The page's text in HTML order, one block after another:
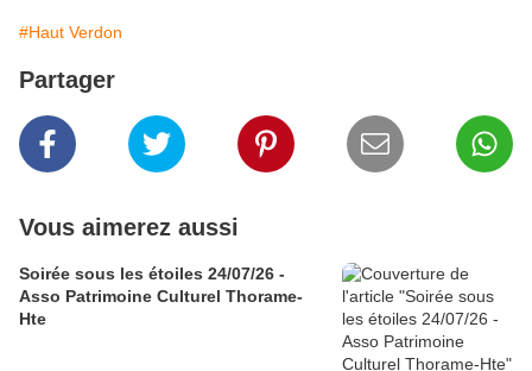
#Haut Verdon
Partager
Vous aimerez aussi
Soirée sous les étoiles 24/07/26 -
Asso Patrimoine Culturel Thorame-
Hte